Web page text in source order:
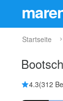
Startseite
4.3(312